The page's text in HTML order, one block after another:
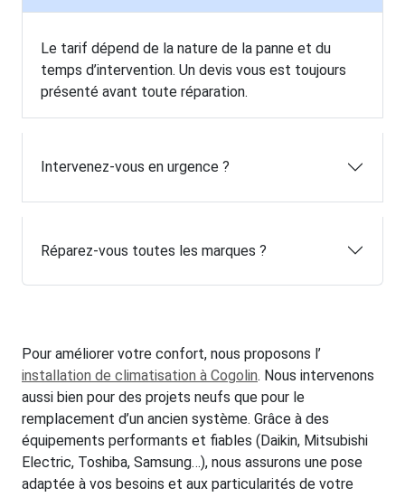
Le tarif dépend de la nature de la panne et du
temps d’intervention. Un devis vous est toujours
présenté avant toute réparation.
Intervenez-vous en urgence ?
Réparez-vous toutes les marques ?
Pour améliorer votre confort, nous proposons l’
installation de climatisation à Cogolin. Nous intervenons
aussi bien pour des projets neufs que pour le
remplacement d’un ancien système. Grâce à des
équipements performants et fiables (Daikin, Mitsubishi
Electric, Toshiba, Samsung…), nous assurons une pose
adaptée à vos besoins et aux particularités de votre